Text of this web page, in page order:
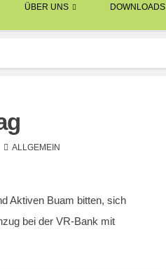
ÜBER UNS DOWNLOADS
ALLGEMEIN
Aktiven Buam bitten, sich
bei der VR-Bank mit